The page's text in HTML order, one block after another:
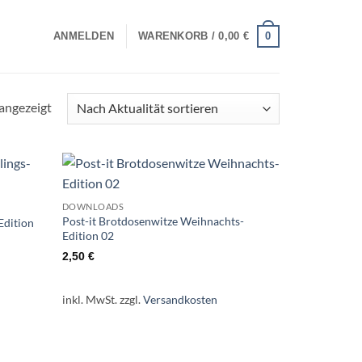
ANMELDEN WARENKORB /0,00 € 0
Nach
Aktualität
DOWNLOADS
Post-it Brotdosenwitze Weihnachts-
Edition 02
2,50 €
inkl. MwSt.zzgl.Versandkosten